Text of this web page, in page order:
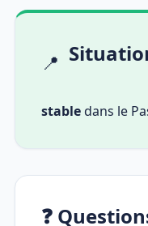
📍
stabledans le
❓